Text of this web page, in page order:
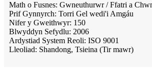
Math o Fusnes: Gwneuthurwr / Ffatri a
Prif Gynnyrch: Torri Gel wedi'i Amgáu
Nifer y Gweithwyr: 150
Blwyddyn Sefydlu: 2006
Ardystiad System Reoli: ISO 9001
Lleoliad: Shandong, Tsieina (Tir mawr)